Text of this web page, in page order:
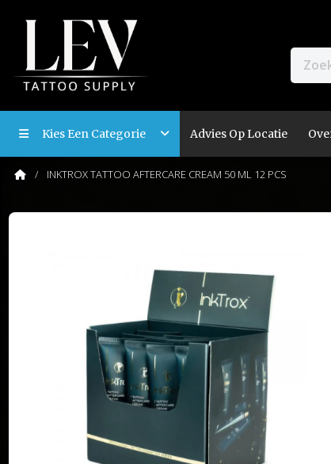
Kies Een Categorie Advies Op Locatie
INKTROX TATTOO AFTERCARE CREAM 50 ML 12 PCS